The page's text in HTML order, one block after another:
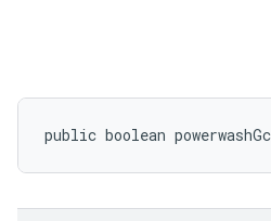
public boolean